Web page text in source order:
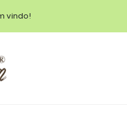
vindo!